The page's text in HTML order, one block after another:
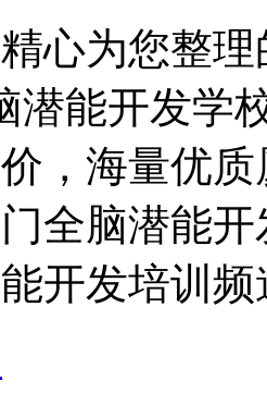
心为您整
潜能开发学
，海量优
全脑潜能
开发培训频